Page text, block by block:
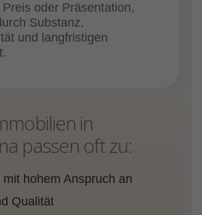
oder Präsentation,
Substanz,
und langfristigen
in
passen oft zu:
mit hohem Anspruch an
Qualität